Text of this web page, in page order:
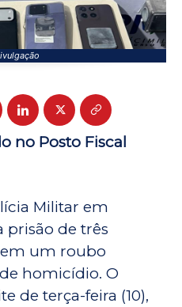
no Posto Fiscal
Militar em
prisão de três
um roubo
homicídio. O
de terça-feira (10),